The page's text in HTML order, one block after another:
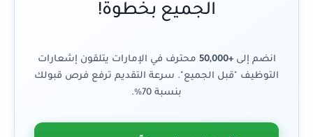
الجميع بخطوة!
انضم إلى+50,000
محترف في الإمارات يتلقون إشعارات
التوظيف "قبل الجميع". سرعة التقديم ترفع فرص قبولك
بنسبة 70%.